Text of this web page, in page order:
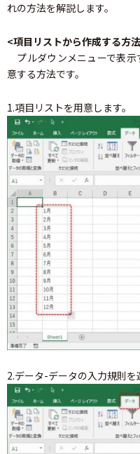
れの方法を解説します。
<項目リストから作成する方
プルダウンメニューで表示
意する方法です。
1.項目リストを用意します。
2.データ-データの入力規則を